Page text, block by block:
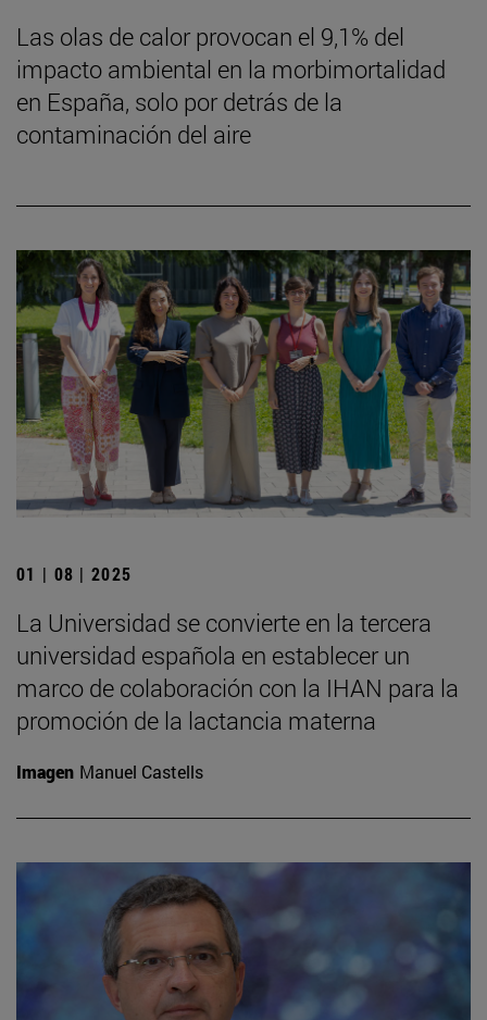
Las olas de calor provocan el 9,1% del
impacto ambiental en la morbimortalidad
en España, solo por detrás de la
contaminación del aire
01 | 08 | 2025
La Universidad se convierte en la tercera
universidad española en establecer un
marco de colaboración con la IHAN para la
promoción de la lactancia materna
Imagen Manuel Castells